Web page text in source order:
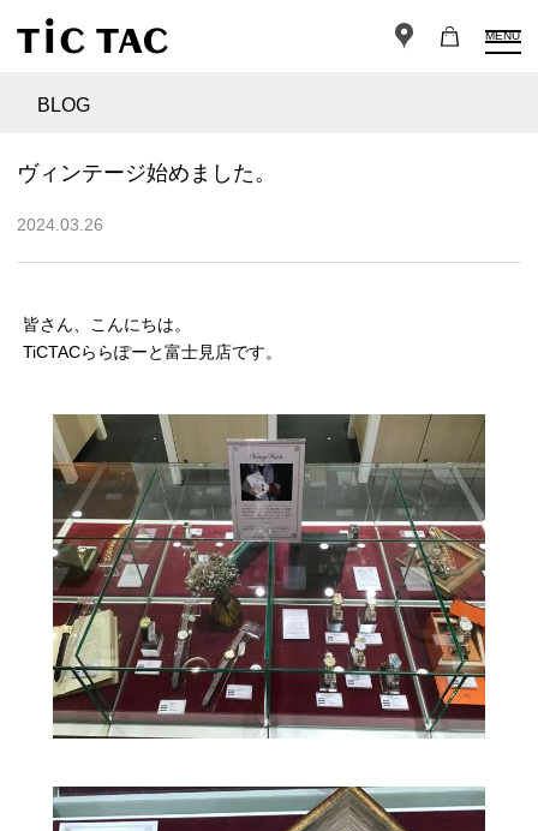
MENU
BLOG
ヴィンテージ始めました。
2024.03.26
皆さん、こんにちは。
TiCTACららぽーと富士見店です。